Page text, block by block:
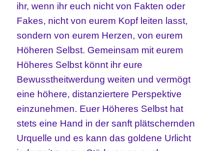
ihr, wenn ihr euch nicht von Fakten oder
Fakes, nicht von eurem Kopf leiten lasst,
sondern von eurem Herzen, von eurem
Höheren Selbst. Gemeinsam mit eurem
Höheres Selbst könnt ihr eure
Bewusstheitwerdung weiten und vermögt
eine höhere, distanziertere Perspektive
einzunehmen. Euer Höheres Selbst hat
stets eine Hand in der sanft plätschernden
Urquelle und es kann das goldene Urlicht